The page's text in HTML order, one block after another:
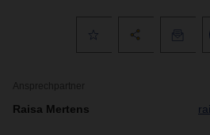
Ansprechpartner
Raisa Mertens